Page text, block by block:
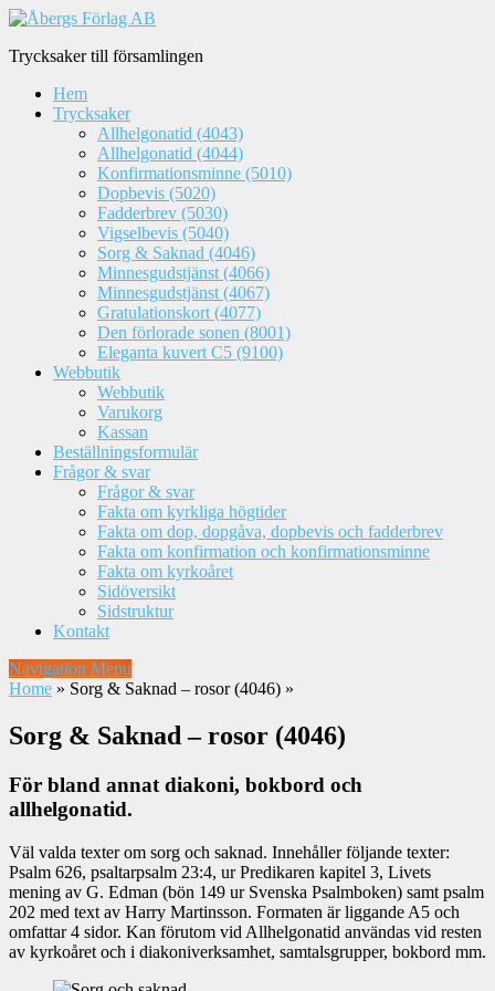
Trycksaker till församlingen
Hem
Trycksaker
Allhelgonatid (4043)
Allhelgonatid (4044)
Konfirmationsminne (5010)
Dopbevis (5020)
Fadderbrev (5030)
Vigselbevis (5040)
Sorg & Saknad (4046)
Minnesgudstjänst (4066)
Minnesgudstjänst (4067)
Gratulationskort (4077)
Den förlorade sonen (8001)
Eleganta kuvert C5 (9100)
Webbutik
Webbutik
Varukorg
Kassan
Beställningsformulär
Frågor & svar
Frågor & svar
Fakta om kyrkliga högtider
Fakta om dop, dopgåva, dopbevis och fadderbrev
Fakta om konfirmation och konfirmationsminne
Fakta om kyrkoåret
Sidöversikt
Sidstruktur
Kontakt
Navigation Menu
Home » Sorg & Saknad – rosor (4046) »
Sorg & Saknad – rosor (4046)
För bland annat diakoni, bokbord och
allhelgonatid.
Väl valda texter om sorg och saknad. Innehåller följande texter:
Psalm 626, psaltarpsalm 23:4, ur Predikaren kapitel 3, Livets
mening av G. Edman (bön 149 ur Svenska Psalmboken) samt psalm
202 med text av Harry Martinsson. Formaten är liggande A5 och
omfattar 4 sidor. Kan förutom vid Allhelgonatid användas vid resten
av kyrkoåret och i diakoniverksamhet, samtalsgrupper, bokbord mm.